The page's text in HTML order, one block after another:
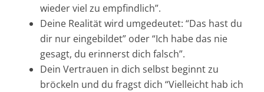
wieder viel zu empfindlich”.
Deine Realität wird umgedeutet: “Das hast du
dir nur eingebildet” oder “Ich habe das nie
gesagt, du erinnerst dich falsch”.
Dein Vertrauen in dich selbst beginnt zu
bröckeln und du fragst dich “Vielleicht hab ich